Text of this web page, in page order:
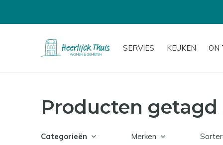
SERVIES KEUKEN ON
Producten
Categorieën Merken